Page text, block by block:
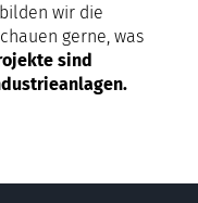
wir die
gerne, was
sind